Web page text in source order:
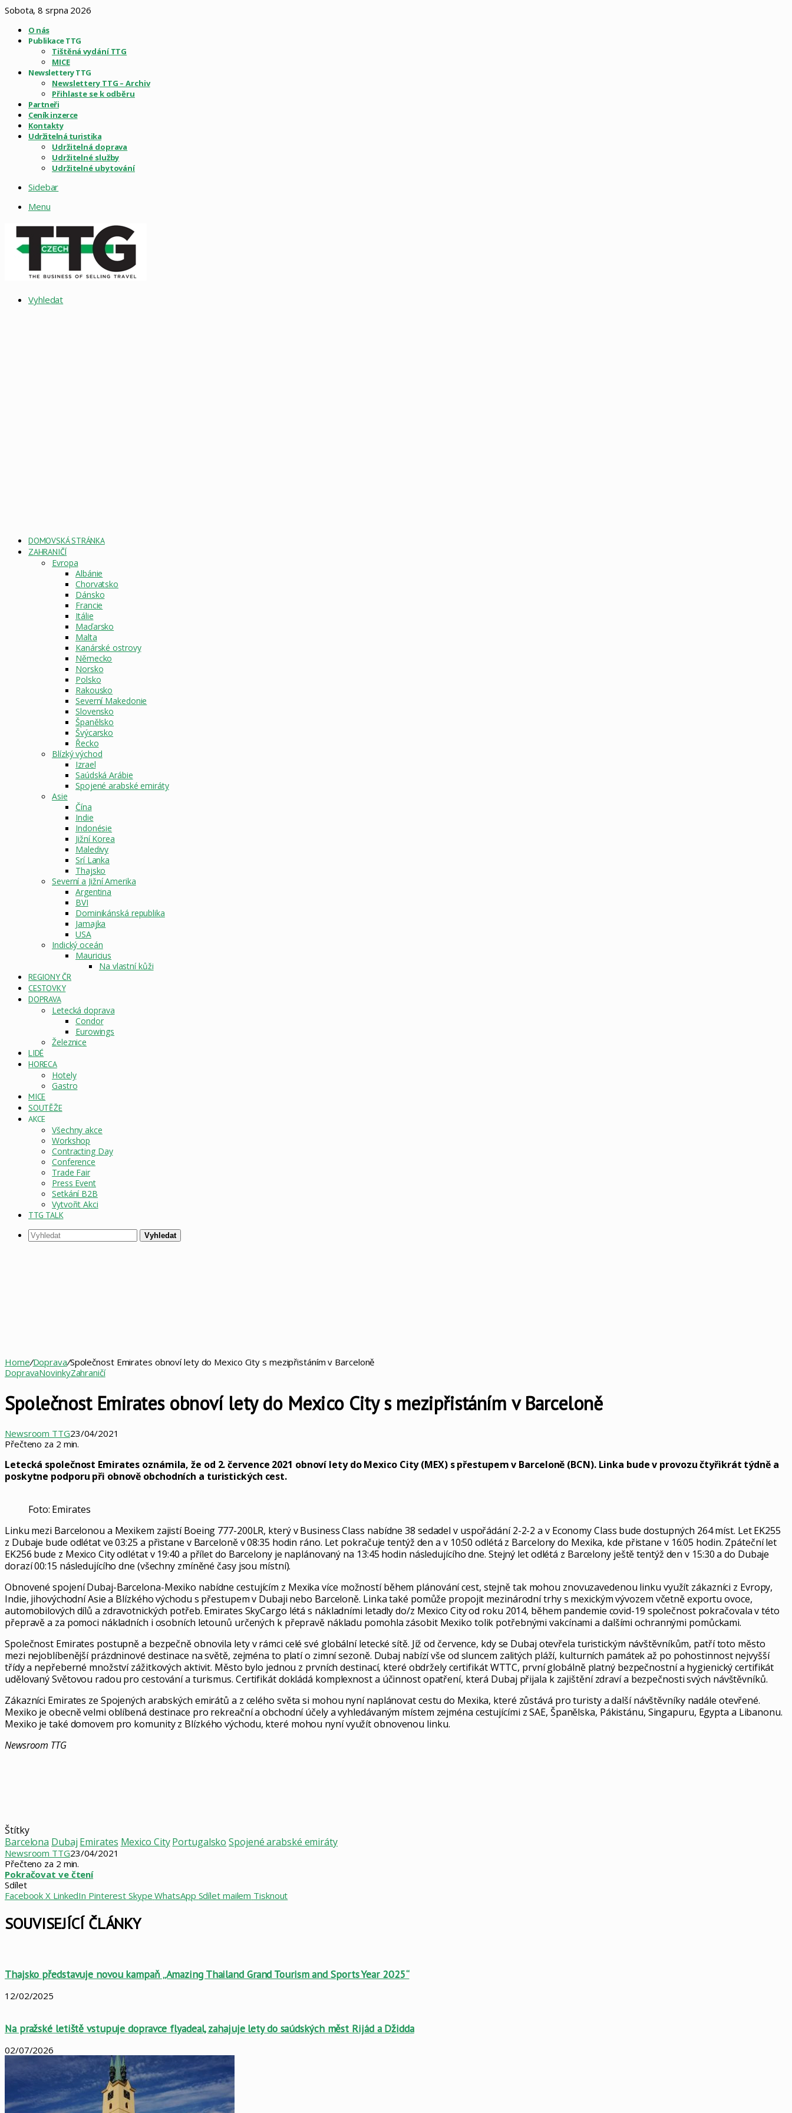
Sobota, 8 srpna 2026
O nás
Publikace TTG
Tištěná vydání TTG
MICE
Newslettery TTG
Newslettery TTG – Archiv
Přihlaste se k odběru
Partneři
Ceník inzerce
Kontakty
Udržitelná turistika
Udržitelná doprava
Udržitelné služby
Udržitelné ubytování
Sidebar
Menu
Vyhledat
DOMOVSKÁ STRÁNKA
ZAHRANIČÍ
Evropa
Albánie
Chorvatsko
Dánsko
Francie
Itálie
Maďarsko
Malta
Kanárské ostrovy
Německo
Norsko
Polsko
Rakousko
Severní Makedonie
Slovensko
Španělsko
Švýcarsko
Řecko
Blízký východ
Izrael
Saúdská Arábie
Spojené arabské emiráty
Asie
Čína
Indie
Indonésie
Jižní Korea
Maledivy
Srí Lanka
Thajsko
Severní a Jižní Amerika
Argentina
BVI
Dominikánská republika
Jamajka
USA
Indický oceán
Mauricius
Na vlastní kůži
REGIONY ČR
CESTOVKY
DOPRAVA
Letecká doprava
Condor
Eurowings
Železnice
LIDÉ
HORECA
Hotely
Gastro
MICE
SOUTĚŽE
AKCE
Všechny akce
Workshop
Contracting Day
Conference
Trade Fair
Press Event
Setkání B2B
Vytvořit Akci
TTG TALK
Vyhledat
Home/Doprava/Společnost Emirates obnoví lety do Mexico City s mezipřistáním v Barceloně
DopravaNovinkyZahraničí
Společnost Emirates obnoví lety do Mexico City s mezipřistáním v Barceloně
Newsroom TTG23/04/2021
Přečteno za 2 min.
Letecká společnost Emirates oznámila, že od 2. července 2021 obnoví lety do Mexico City (MEX) s přestupem v Barceloně (BCN). Linka bude v provozu čtyřikrát týdně a
poskytne podporu při obnově obchodních a turistických cest.
Foto: Emirates
Linku mezi Barcelonou a Mexikem zajistí Boeing 777-200LR, který v Business Class nabídne 38 sedadel v uspořádání 2-2-2 a v Economy Class bude dostupných 264 míst. Let EK255
z Dubaje bude odlétat ve 03:25 a přistane v Barceloně v 08:35 hodin ráno. Let pokračuje tentýž den a v 10:50 odlétá z Barcelony do Mexika, kde přistane v 16:05 hodin. Zpáteční let
EK256 bude z Mexico City odlétat v 19:40 a přílet do Barcelony je naplánovaný na 13:45 hodin následujícího dne. Stejný let odlétá z Barcelony ještě tentýž den v 15:30 a do Dubaje
dorazí 00:15 následujícího dne (všechny zmíněné časy jsou místní).
Obnovené spojení Dubaj-Barcelona-Mexiko nabídne cestujícím z Mexika více možností během plánování cest, stejně tak mohou znovuzavedenou linku využít zákazníci z Evropy,
Indie, jihovýchodní Asie a Blízkého východu s přestupem v Dubaji nebo Barceloně. Linka také pomůže propojit mezinárodní trhy s mexickým vývozem včetně exportu ovoce,
automobilových dílů a zdravotnických potřeb. Emirates SkyCargo létá s nákladními letadly do/z Mexico City od roku 2014, během pandemie covid-19 společnost pokračovala v této
přepravě a za pomoci nákladních i osobních letounů určených k přepravě nákladu pomohla zásobit Mexiko tolik potřebnými vakcínami a dalšími ochrannými pomůckami.
Společnost Emirates postupně a bezpečně obnovila lety v rámci celé své globální letecké sítě. Již od července, kdy se Dubaj otevřela turistickým návštěvníkům, patří toto město
mezi nejoblíbenější prázdninové destinace na světě, zejména to platí o zimní sezoně. Dubaj nabízí vše od sluncem zalitých pláží, kulturních památek až po pohostinnost nejvyšší
třídy a nepřeberné množství zážitkových aktivit. Město bylo jednou z prvních destinací, které obdržely certifikát WTTC, první globálně platný bezpečnostní a hygienický certifikát
udělovaný Světovou radou pro cestování a turismus. Certifikát dokládá komplexnost a účinnost opatření, která Dubaj přijala k zajištění zdraví a bezpečnosti svých návštěvníků.
Zákazníci Emirates ze Spojených arabských emirátů a z celého světa si mohou nyní naplánovat cestu do Mexika, které zůstává pro turisty a další návštěvníky nadále otevřené.
Mexiko je obecně velmi oblíbená destinace pro rekreační a obchodní účely a vyhledávaným místem zejména cestujícími z SAE, Španělska, Pákistánu, Singapuru, Egypta a Libanonu.
Mexiko je také domovem pro komunity z Blízkého východu, které mohou nyní využít obnovenou linku.
Newsroom TTG
Štítky
Barcelona Dubaj Emirates Mexico City Portugalsko Spojené arabské emiráty
Newsroom TTG23/04/2021
Přečteno za 2 min.
Pokračovat ve čtení
Sdílet
Facebook X LinkedIn Pinterest Skype WhatsApp Sdílet mailem Tisknout
SOUVISEJÍCÍ ČLÁNKY
Thajsko představuje novou kampaň „Amazing Thailand Grand Tourism and Sports Year 2025“
12/02/2025
Na pražské letiště vstupuje dopravce flyadeal, zahajuje lety do saúdských měst Rijád a Džidda
02/07/2026